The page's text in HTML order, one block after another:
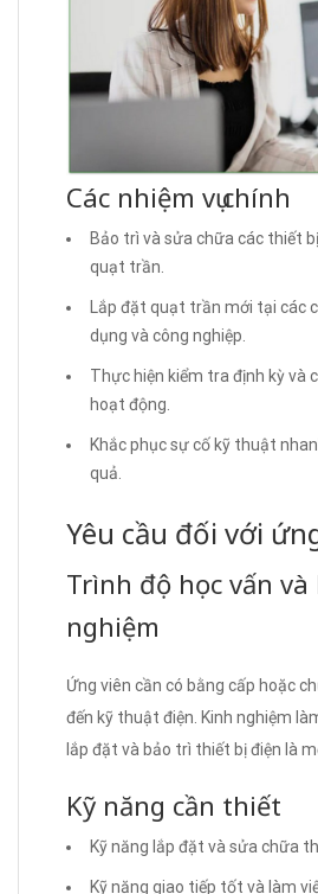
Các nhiệm vụ chính
Bảo trì và sửa chữa các thiết
quạt trần.
Lắp đặt quạt trần mới tại các
dụng và công nghiệp.
Thực hiện kiểm tra định kỳ và
hoạt động.
Khắc phục sự cố kỹ thuật
quả.
Yêu cầu đối với
Trình độ học vấn và
nghiệm
Ứng viên cần có bằng cấp hoặc
đến kỹ thuật điện. Kinh nghiệm
lắp đặt và bảo trì thiết bị điện là
Kỹ năng cần thiết
Kỹ năng lắp đặt và sửa chữa
Kỹ năng giao tiếp tốt và làm